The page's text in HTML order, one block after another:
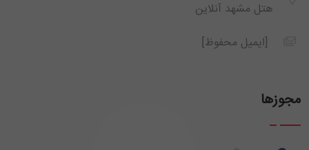
هتل مشهد آنلاین
[ایمیل محفوظ]
مجوزها